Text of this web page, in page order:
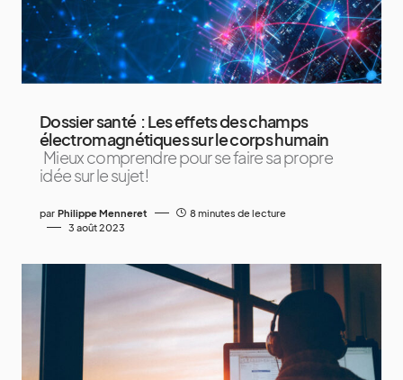
Dossier santé : Les effets des champs
électromagnétiques sur le corps humain
Mieux comprendre pour se faire sa propre
idée sur le sujet!
par Philippe Menneret
8 minutes de lecture
3 août 2023